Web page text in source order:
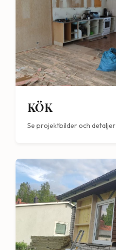
KÖK
Se projektbilder och detaljer